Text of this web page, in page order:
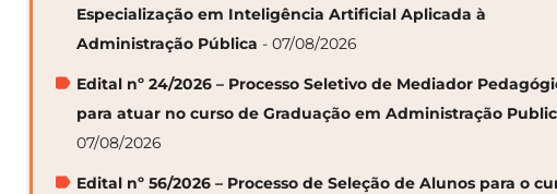
Especialização em Inteligência Artificial Aplicada à
Administração Pública - 07/08/2026
Edital nº 24/2026 – Processo Seletivo de Mediador
para atuar no curso de Graduação em Administração
07/08/2026
Edital nº 56/2026 – Processo de Seleção de Alunos para o